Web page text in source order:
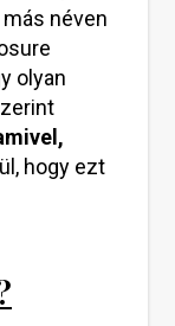
néven
olyan
hogy ezt